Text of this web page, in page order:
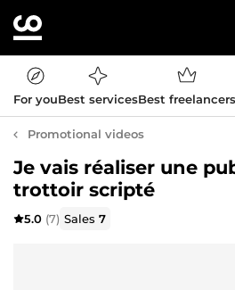
For youBest servicesBest freelancers
Promotional videos
Je vais réaliser une
trottoir scripté
5.0 (7) Sales7